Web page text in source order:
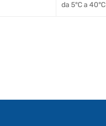
da 5°C a 40°C